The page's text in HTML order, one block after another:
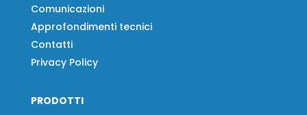
Comunicazioni
Approfondimenti tecnici
Contatti
Privacy Policy
PRODOTTI